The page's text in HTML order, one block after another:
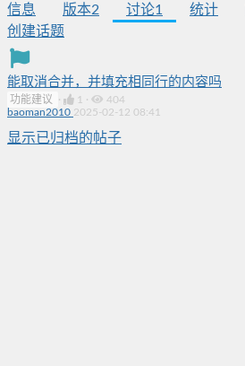
信息 版本2 讨论1 统计
创建话题
能取消合并，并填充相同行的内容吗
功能建议 · 1 ·
404
baoman2010 2025-02-12 08:41
显示已归档的帖子